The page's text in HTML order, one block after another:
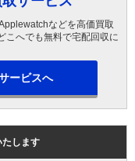
などを高価買取
こへでも無料で宅配回収に
ービスへ
たします